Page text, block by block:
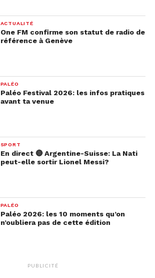
ACTUALITÉ
One FM confirme son statut de radio de
référence à Genève
PALÉO
Paléo Festival 2026: les infos pratiques
avant ta venue
SPORT
En direct 🔴 Argentine-Suisse: La Nati
peut-elle sortir Lionel Messi?
PALÉO
Paléo 2026: les 10 moments qu’on
n’oubliera pas de cette édition
PUBLICITÉ